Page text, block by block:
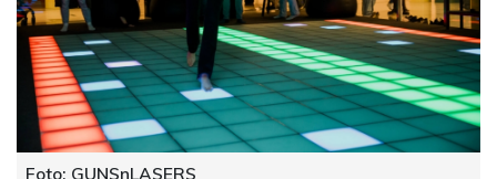
Foto: GUNSnLASERS